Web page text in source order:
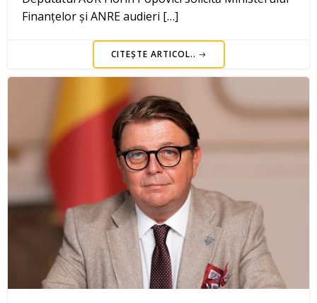
Finanțelor și ANRE audieri […]
CITEȘTE ARTICOL..